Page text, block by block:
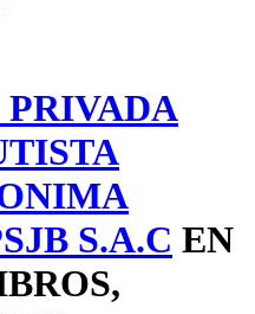
S.A.C EN